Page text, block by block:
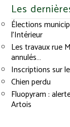
Les
Élections
l’Intérieur
Les travaux rue
annulés…
Inscriptions sur
Chien perdu
Fluopyram :
Artois